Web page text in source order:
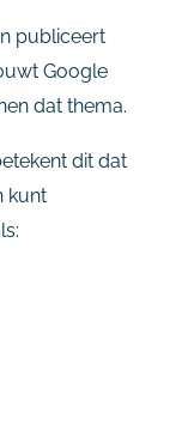
publiceert
Google
dat thema.
dit dat
kunt